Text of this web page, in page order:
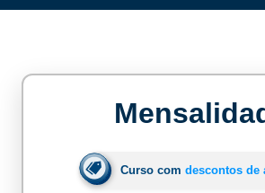
Curso com descontos de